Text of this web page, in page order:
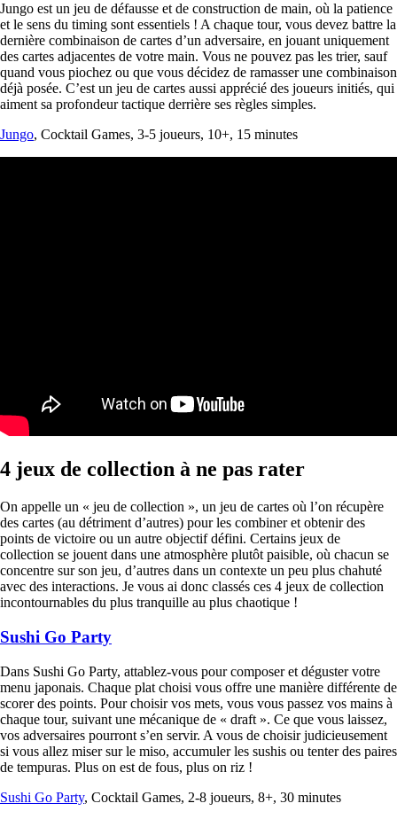
Jungo est un jeu de défausse et de construction de main, où la patience
et le sens du timing sont essentiels ! A chaque tour, vous devez battre la
dernière combinaison de cartes d’un adversaire, en jouant uniquement
des cartes adjacentes de votre main. Vous ne pouvez pas les trier, sauf
quand vous piochez ou que vous décidez de ramasser une combinaison
déjà posée. C’est un jeu de cartes aussi apprécié des joueurs initiés, qui
aiment sa profondeur tactique derrière ses règles simples.
Jungo, Cocktail Games, 3-5 joueurs, 10+, 15 minutes
4 jeux de collection à ne pas rater
On appelle un « jeu de collection », un jeu de cartes où l’on récupère
des cartes (au détriment d’autres) pour les combiner et obtenir des
points de victoire ou un autre objectif défini. Certains jeux de
collection se jouent dans une atmosphère plutôt paisible, où chacun se
concentre sur son jeu, d’autres dans un contexte un peu plus chahuté
avec des interactions. Je vous ai donc classés ces 4 jeux de collection
incontournables du plus tranquille au plus chaotique !
Sushi Go Party
Dans Sushi Go Party, attablez-vous pour composer et déguster votre
menu japonais. Chaque plat choisi vous offre une manière différente de
scorer des points. Pour choisir vos mets, vous vous passez vos mains à
chaque tour, suivant une mécanique de « draft ». Ce que vous laissez,
vos adversaires pourront s’en servir. A vous de choisir judicieusement
si vous allez miser sur le miso, accumuler les sushis ou tenter des paires
de tempuras. Plus on est de fous, plus on riz !
Sushi Go Party, Cocktail Games, 2-8 joueurs, 8+, 30 minutes